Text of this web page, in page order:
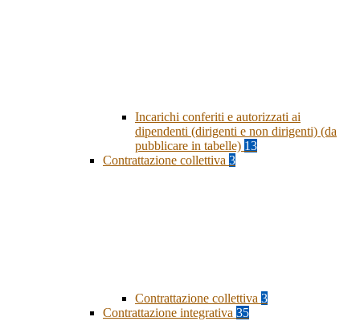
Incarichi conferiti e autorizzati ai
dipendenti (dirigenti e non dirigenti) (da
pubblicare in tabelle) 13
Contrattazione collettiva 3
Contrattazione collettiva 3
Contrattazione integrativa 35